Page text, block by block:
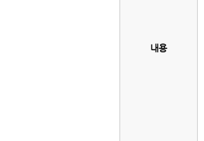
내용